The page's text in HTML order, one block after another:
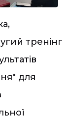
тренінг
для